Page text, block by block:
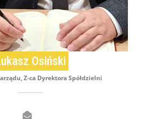
Osiński
Z-ca Dyrektora Spółdzielni